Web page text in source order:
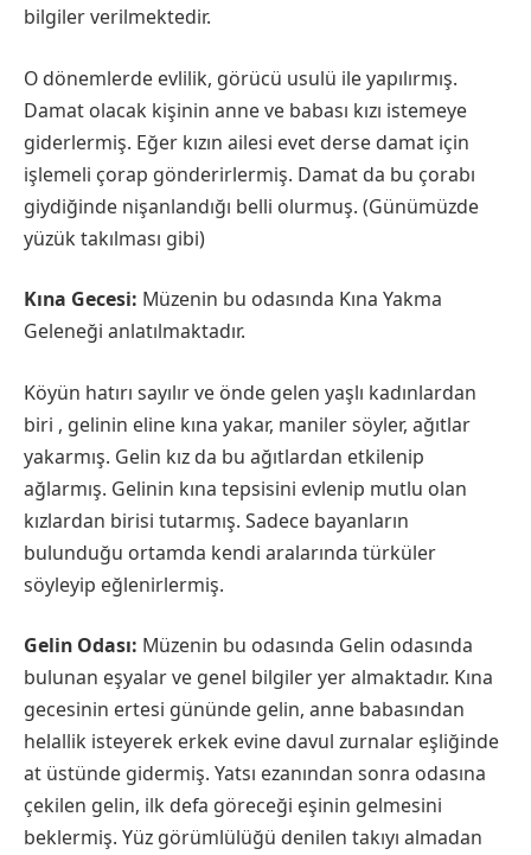
bilgiler verilmektedir.
O dönemlerde evlilik, görücü usulü ile yapılırmış.
Damat olacak kişinin anne ve babası kızı istemeye
giderlermiş. Eğer kızın ailesi evet derse damat için
işlemeli çorap gönderirlermiş. Damat da bu çorabı
giydiğinde nişanlandığı belli olurmuş. (Günümüzde
yüzük takılması gibi)
Kına Gecesi: Müzenin bu odasında Kına Yakma
Geleneği anlatılmaktadır.
Köyün hatırı sayılır ve önde gelen yaşlı kadınlardan
biri , gelinin eline kına yakar, maniler söyler, ağıtlar
yakarmış. Gelin kız da bu ağıtlardan etkilenip
ağlarmış. Gelinin kına tepsisini evlenip mutlu olan
kızlardan birisi tutarmış. Sadece bayanların
bulunduğu ortamda kendi aralarında türküler
söyleyip eğlenirlermiş.
Gelin Odası: Müzenin bu odasında Gelin odasında
bulunan eşyalar ve genel bilgiler yer almaktadır. Kına
gecesinin ertesi gününde gelin, anne babasından
helallik isteyerek erkek evine davul zurnalar eşliğinde
at üstünde gidermiş. Yatsı ezanından sonra odasına
çekilen gelin, ilk defa göreceği eşinin gelmesini
beklermiş. Yüz görümlülüğü denilen takıyı almadan